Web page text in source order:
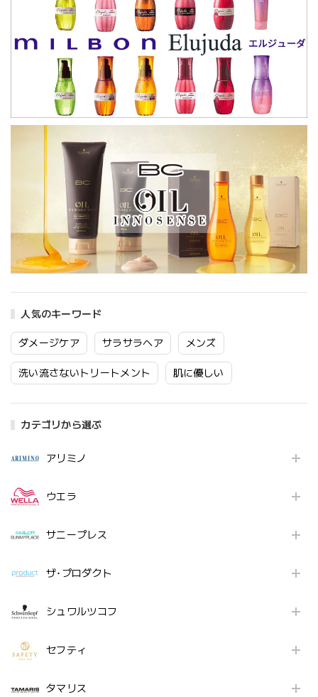
人気のキーワード
ダメージケア サラサラヘア メンズ
洗い流さないトリートメント 肌に優しい
カテゴリから選ぶ
アリミノ
ウエラ
サニープレス
ザ･プロダクト
シュワルツコフ
セフティ
タマリス